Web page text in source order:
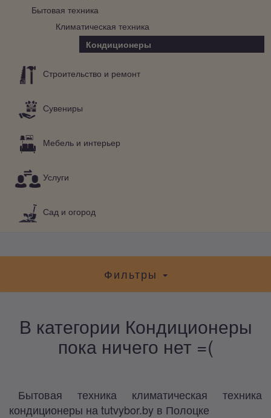
Бытовая техника
Климатическая техника
Кондиционеры
Строительство и ремонт
Сувениры
Мебель и интерьер
Услуги
Сад и огород
Фильтры
В категории Кондиционеры
пока ничего нет =(
Бытовая техника климатическая техника
кондиционеры на tutvybor.by в Полоцке